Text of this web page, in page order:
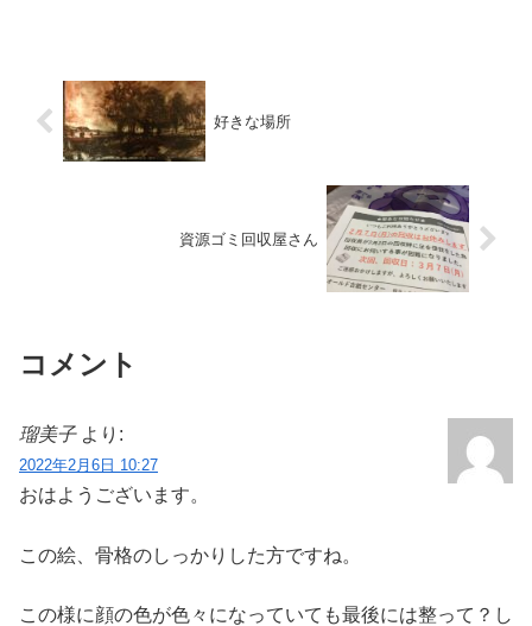
好きな場所
資源ゴミ回収屋さん
コメント
瑠美子 より:
2022年2月6日 10:27
おはようございます。
この絵、骨格のしっかりした方ですね。
この様に顔の色が色々になっていても最後には整って？し